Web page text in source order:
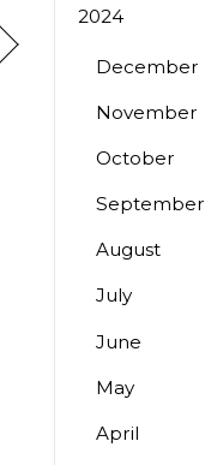
2024
December
November
October
September
August
July
June
May
April